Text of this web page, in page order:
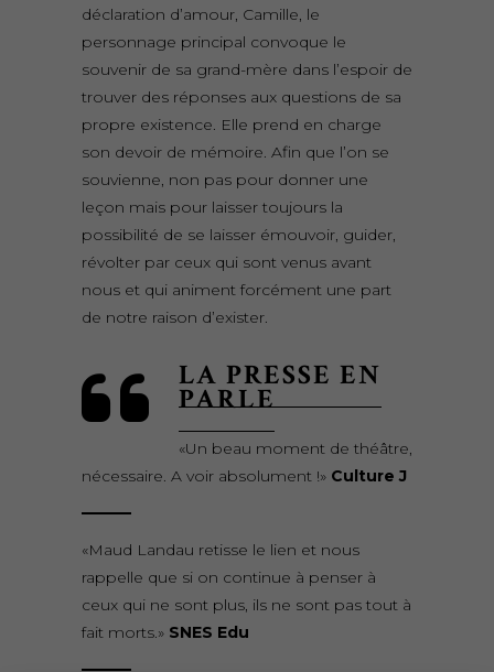
déclaration d’amour, Camille, le
personnage principal convoque le
souvenir de sa grand-mère dans l’espoir de
trouver des réponses aux questions de sa
propre existence. Elle prend en charge
son devoir de mémoire. Afin que l’on se
souvienne, non pas pour donner une
leçon mais pour laisser toujours la
possibilité de se laisser émouvoir, guider,
révolter par ceux qui sont venus avant
nous et qui animent forcément une part
de notre raison d’exister.
LA PRESSE EN
PARLE
«Un beau moment de théâtre,
nécessaire. A voir absolument !» Culture J
«Maud Landau retisse le lien et nous
rappelle que si on continue à penser à
ceux qui ne sont plus, ils ne sont pas tout à
fait morts.» SNES Edu